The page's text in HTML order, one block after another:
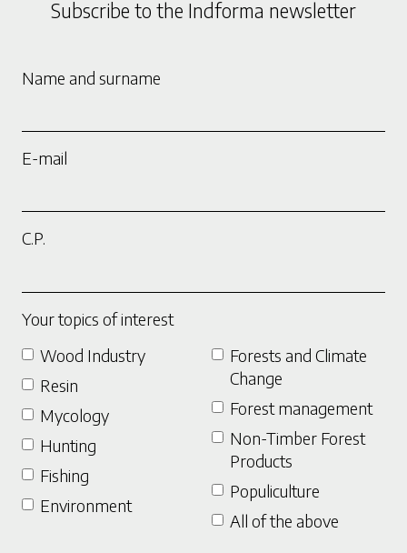
Subscribe to the Indforma newsletter
Name and surname
E-mail
C.P.
Your topics of interest
Wood Industry
Resin
Mycology
Hunting
Fishing
Environment
Forests and Climate
Change
Forest management
Non-Timber Forest
Products
Populiculture
All of the above